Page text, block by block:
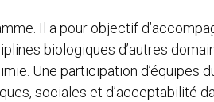
Il a pour objectif
biologiques d’autres
Une participation
sociales et d’acceptabilité